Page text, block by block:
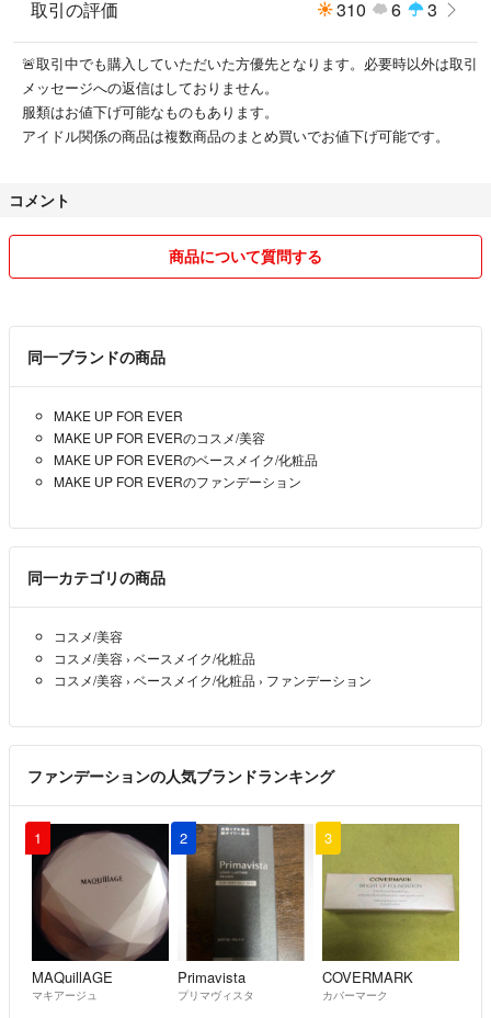
取引の評価 310 6 3
🚨取引中でも購入していただいた方優先となります。必要時以外は取引
メッセージへの返信はしておりません。
服類はお値下げ可能なものもあります。
アイドル関係の商品は複数商品のまとめ買いでお値下げ可能です。
コメント
商品について質問する
同一ブランドの商品
MAKE UP FOR EVER
MAKE UP FOR EVERのコスメ/美容
MAKE UP FOR EVERのベースメイク/化粧品
MAKE UP FOR EVERのファンデーション
同一カテゴリの商品
コスメ/美容
コスメ/美容 › ベースメイク/化粧品
コスメ/美容 › ベースメイク/化粧品 › ファンデーション
ファンデーションの人気ブランドランキング
1
MAQuillAGE
マキアージュ
2
Primavista
プリマヴィスタ
3
COVERMARK
カバーマーク